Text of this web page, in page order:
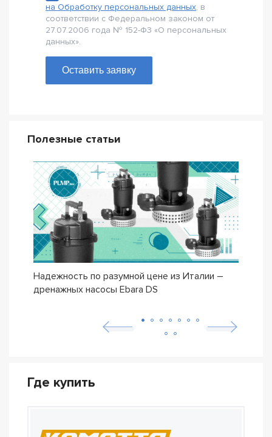
на Обработку персональных данных, в
соответствии с Федеральном законом от
27.07.2006 года № 152-Ф3 «О персональных
данных».
Оставить заявку
Полезные статьи
Надежность по разумной цене из Италии –
дренажных насосы Ebara DS
Где купить